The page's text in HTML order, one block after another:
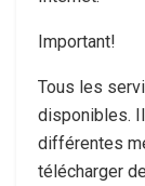
Important!
Tous les
disponibles.
différentes
télécharger